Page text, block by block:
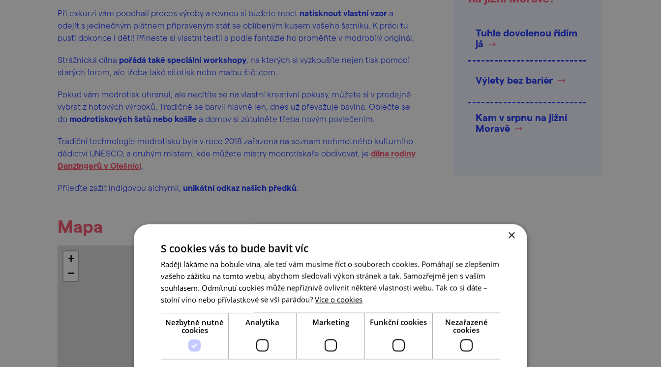
Při exkurzi vám poodhalí proces výroby a rovnou si budete moct natisknout vlastní vzor a
odejít s jedinečným plátnem připraveným stát se oblíbeným kusem vašeho šatníku. K práci tu
pustí dokonce i děti! Přineste si vlastní textil a podle fantazie ho proměňte v modrobílý originál.
Strážnická dílna pořádá také speciální workshopy , na kterých si vyzkoušíte nejen tisk pomocí
starých forem, ale třeba také sítotisk nebo malbu štětcem.
Pokud vám modrotisk uhranul, ale necítíte se na vlastní kreativní pokusy, můžete si v prodejně
vybrat z hotových výrobků. Tradičně se barvil hlavně len, dnes už převažuje bavlna. Oblečte se
do modrotiskových šatů nebo košile a domov si zútulněte třeba novým povlečením.
Tradiční technologie modrotisku byla v roce 2018 zařazena na seznam nehmotného kulturního
dědictví UNESCO, a druhým místem, kde můžete mistry modrotiskaře obdivovat, je dílna rodiny
Danzingerů v Olešnici.
Přijeďte zažít indigovou alchymii, unikátní odkaz našich předků.
Mapa
+
−
Tuhle dovolenou řídím
já
Výlety bez bariér
Kam v srpnu na jižní
Moravě
×
S cookies vás to bude bavit víc
Raději lákáme na bobule vína, ale teď vám musíme říct o souborech cookies. Pomáhají se zlepšením
vašeho zážitku na tomto webu, abychom sledovali výkon stránek a tak. Samozřejmě jen s vaším
souhlasem. Odmítnutí cookies může nepříznivě ovlivnit některé vlastnosti webu. Tak co si dáte –
stolní víno nebo přívlastkové se vší parádou? Více o cookies
Nezbytně nutné
cookies
Analytika Marketing Funkční cookies
Nezařazené
cookies